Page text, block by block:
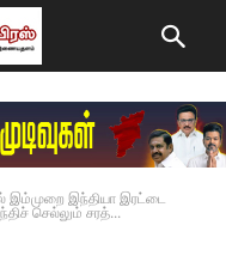
இம்முறை இந்தியா இரட்டை
செல்லும் சரத்...